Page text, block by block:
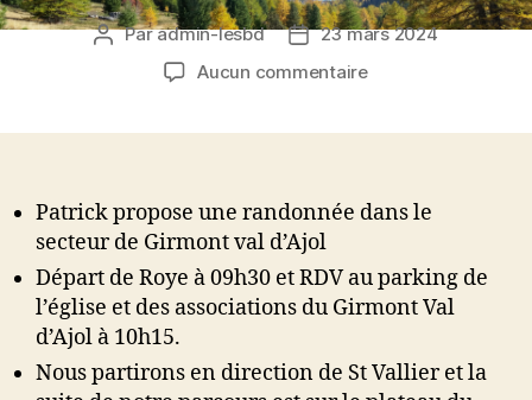
Auteur
Paradmin-lesbd
Date23 mars 2024
Aucun commentairesur
Girmont
-
d’Ajol
Patrick propose une randonnée dans le
secteur de Girmont val d’Ajol
Départ de Roye à 09h30 et RDV au parking de
l’église et des associations du Girmont Val
d’Ajol à 10h15.
Nous partirons en direction de St Vallier et la